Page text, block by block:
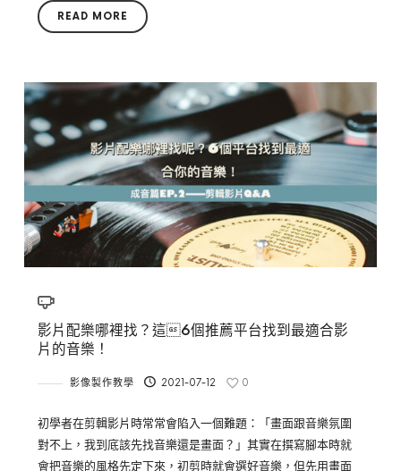
READ MORE
影片配樂哪裡找？這6個推薦平台找到最適合影
片的音樂！
影像製作教學 2021-07-12 0
初學者在剪輯影片時常常會陷入一個難題：「畫面跟音樂氛圍
對不上，我到底該先找音樂還是畫面？」其實在撰寫腳本時就
會把音樂的風格先定下來，初剪時就會選好音樂，但先用畫面